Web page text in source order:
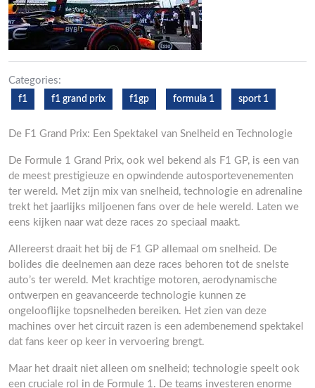
Categories:
f1 f1 grand prix f1gp formula 1 sport 1
De F1 Grand Prix: Een Spektakel van Snelheid en Technologie
De Formule 1 Grand Prix, ook wel bekend als F1 GP, is een van
de meest prestigieuze en opwindende autosportevenementen
ter wereld. Met zijn mix van snelheid, technologie en adrenaline
trekt het jaarlijks miljoenen fans over de hele wereld. Laten we
eens kijken naar wat deze races zo speciaal maakt.
Allereerst draait het bij de F1 GP allemaal om snelheid. De
bolides die deelnemen aan deze races behoren tot de snelste
auto’s ter wereld. Met krachtige motoren, aerodynamische
ontwerpen en geavanceerde technologie kunnen ze
ongelooflijke topsnelheden bereiken. Het zien van deze
machines over het circuit razen is een adembenemend spektakel
dat fans keer op keer in vervoering brengt.
Maar het draait niet alleen om snelheid; technologie speelt ook
een cruciale rol in de Formule 1. De teams investeren enorme